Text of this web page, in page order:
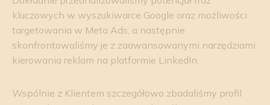
kluczowych w wyszukiwarce Google oraz możliwości
targetowania w Meta Ads, a następnie
skonfrontowaliśmy je z zaawansowanymi narzędziami
kierowania reklam na platformie LinkedIn.
Wspólnie z Klientem szczegółowo zbadaliśmy profil